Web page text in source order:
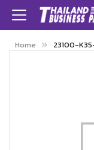
Home 23100-